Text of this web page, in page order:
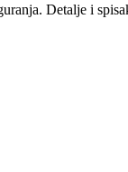
Detalje i